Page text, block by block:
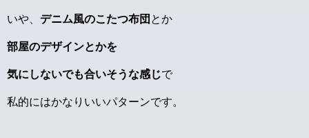
いや、 デニム風のこたつ布団 とか
部屋のデザインとかを
気にしないでも合いそうな感じで
私的にはかなりいいパターンです。